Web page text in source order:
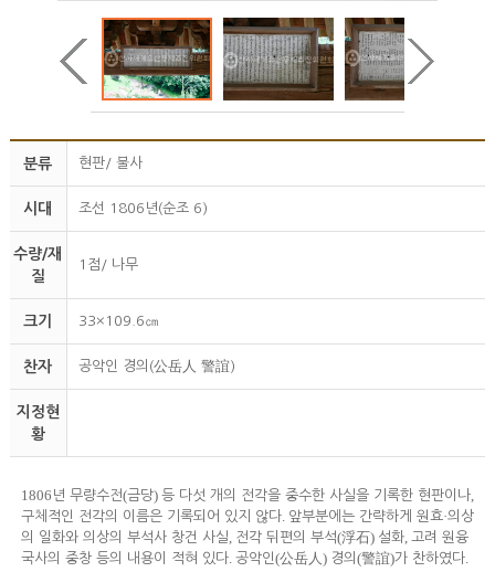
분류 현판/ 불사
시대 조선 1806년(순조 6)
수량/재
질
1점/ 나무
크기 33×109.6㎝
찬자 공악인 경의(公岳人 警誼)
지정현
황
1806 년 무량수전(금당) 등 다섯 개의 전각을 중수한 사실을 기록한 현판이나,
구체적인 전각의 이름은 기록되어 있지 않다. 앞부분에는 간략하게 원효·의상
의 일화와 의상의 부석사 창건 사실, 전각 뒤편의 부석(浮石) 설화, 고려 원융
국사의 중창 등의 내용이 적혀 있다. 공악인(公岳人 ) 경의 (警誼)가 찬하였다.